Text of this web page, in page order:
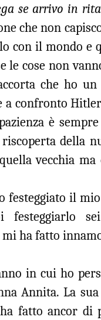
se arrivo in
che non
con il mondo e
le cose non
che ho
a confronto
è
della
vecchia
festeggiato il
festeggiarlo
ha fatto
in cui ho
Annita. La
fatto ancor di